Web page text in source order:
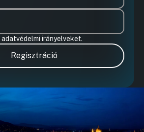
adatvédelmi irányelveket.
Regisztráció